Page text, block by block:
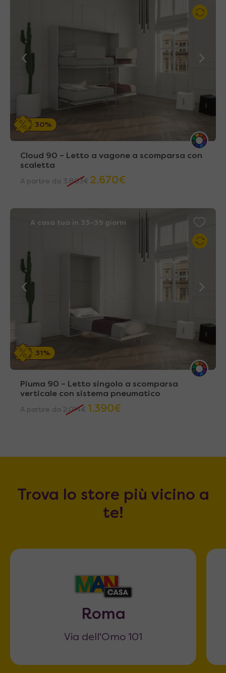
30%
Cloud 90 – Letto a vagone a scomparsa con
scaletta
A partire da 3.803€ 2.670€
A casa tua in 33~39 giorni
31%
Piuma 90 – Letto singolo a scomparsa
verticale con sistema pneumatico
A partire da 2.014€ 1.390€
Trova lo store più vicino a
te!
Roma
Via dell'Omo 101